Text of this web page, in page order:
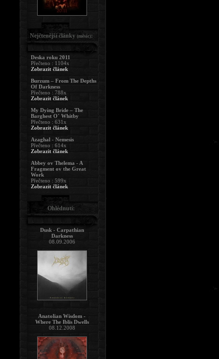
Nejčtenější články (měsíc):
Deska roku 2011
Přečteno : 1104x
Zobrazit článek
Burzum – From The Depths
Of Darkness
Přečteno : 788x
Zobrazit článek
My Dying Bride – The
Barghest O´ Whitby
Přečteno : 631x
Zobrazit článek
Azaghal - Nemesis
Přečteno : 614x
Zobrazit článek
Abbey ov Thelema - A
Fragment ov the Great
Work
Přečteno : 599x
Zobrazit článek
Ohlédnutí:
Dusk - Carpathian
Darkness
08.09.2006
Anatolian Wisdom -
Where The Iblis Dwells
08.12.2008